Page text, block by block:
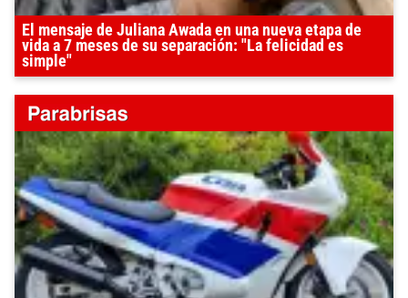
El mensaje de Juliana Awada en una nueva etapa de
vida a 7 meses de su separación: "La felicidad es
simple"